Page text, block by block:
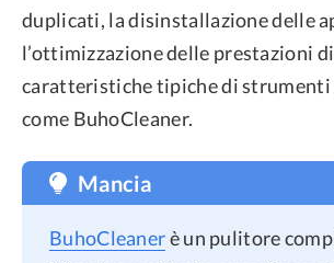
duplicati, la disinstallazione delle
l’ottimizzazione delle prestazioni
caratteristiche tipiche di strumenti
come BuhoCleaner.
Mancia
BuhoCleanerè un pulitore